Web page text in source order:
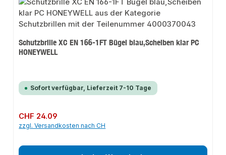
Schutzbrille XC EN 166-1FT Bügel blau,Scheiben klar PC
HONEYWELL
Sofort verfügbar, Lieferzeit 7-10 Tage
Regulärer Preis:
CHF 24.09
zzgl. Versandkosten nach CH